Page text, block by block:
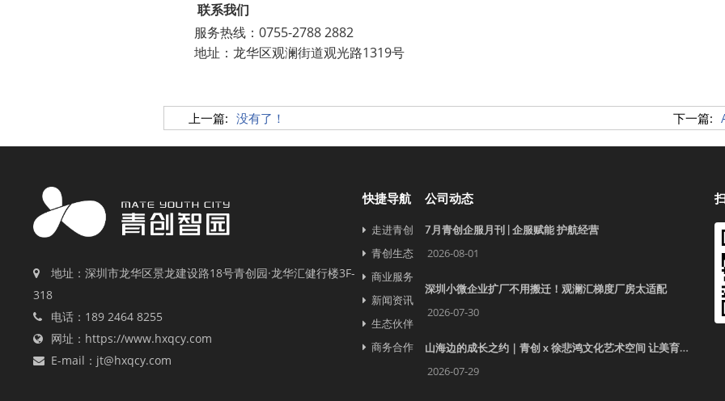
联系我们
服务热线：0755-2788 2882
地址：龙华区观澜街道观光路1319号
上一篇: 没有了！ 下一篇:
地址：深圳市龙华区景龙建设路18号青创园·龙华汇健行楼3F-
318
电话：189 2464 8255
网址：https://www.hxqcy.com
E-mail：jt@hxqcy.com
快捷导航
走进青创
青创生态
商业服务
新闻资讯
生态伙伴
商务合作
公司动态
7月青创企服月刊 | 企服赋能 护航经营
2026-08-01
深圳小微企业扩厂不用搬迁！观澜汇梯度厂房太适配
2026-07-30
山海边的成长之约｜青创 x 徐悲鸿文化艺术空间 让美育照见更远的世界
2026-07-29